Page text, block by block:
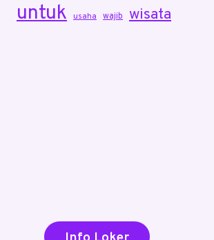
untuk usaha wajib wisata